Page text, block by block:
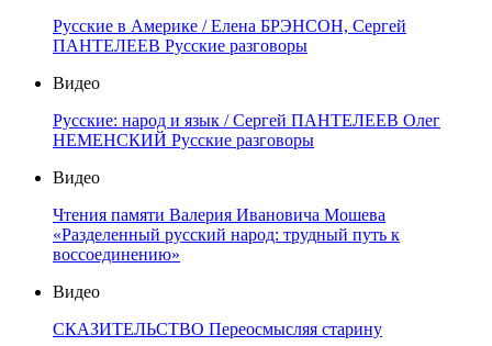
Русские в Америке / Елена БРЭНСОН, Сергей
ПАНТЕЛЕЕВ Русские разговоры
Видео
Русские: народ и язык / Сергей ПАНТЕЛЕЕВ Олег
НЕМЕНСКИЙ Русские разговоры
Видео
Чтения памяти Валерия Ивановича Мошева
«Разделенный русский народ: трудный путь к
воссоединению»
Видео
СКАЗИТЕЛЬСТВО Переосмысляя старину